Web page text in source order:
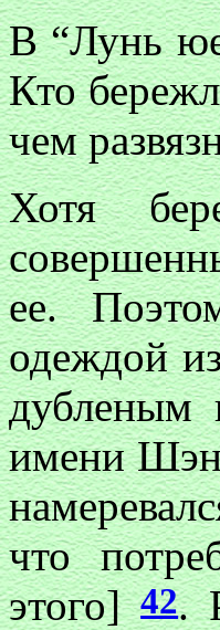
В “Лунь
Кто
чем
Хотя
ее.
одеждой
дубленым
имени
что
этого]42.